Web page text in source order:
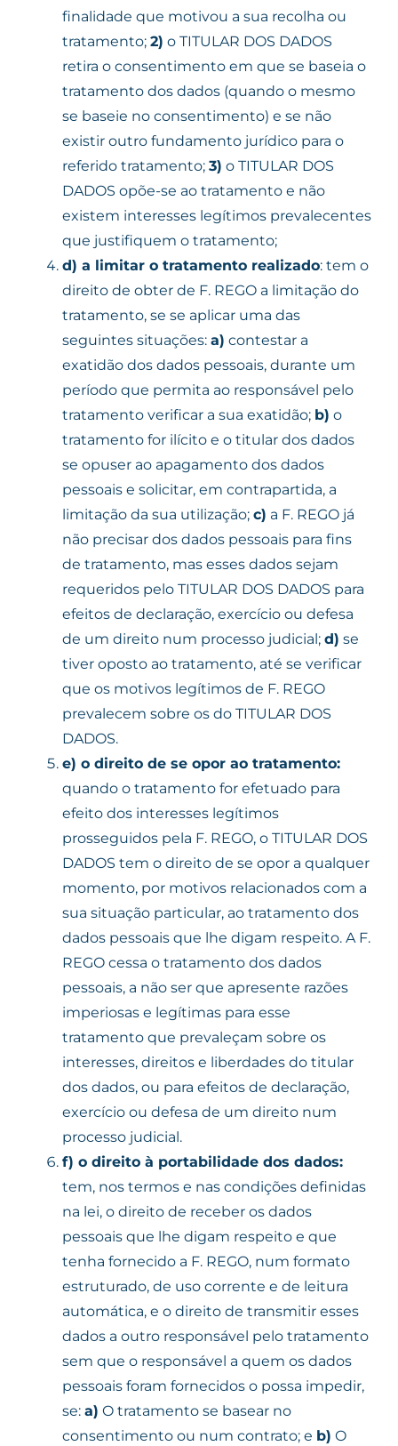
finalidade que motivou a sua recolha ou
tratamento; 2) o TITULAR DOS DADOS
retira o consentimento em que se baseia o
tratamento dos dados (quando o mesmo
se baseie no consentimento) e se não
existir outro fundamento jurídico para o
referido tratamento; 3) o TITULAR DOS
DADOS opõe-se ao tratamento e não
existem interesses legítimos prevalecentes
que justifiquem o tratamento;
d) a limitar o tratamento realizado: tem o
direito de obter de F. REGO a limitação do
tratamento, se se aplicar uma das
seguintes situações: a) contestar a
exatidão dos dados pessoais, durante um
período que permita ao responsável pelo
tratamento verificar a sua exatidão; b) o
tratamento for ilícito e o titular dos dados
se opuser ao apagamento dos dados
pessoais e solicitar, em contrapartida, a
limitação da sua utilização; c) a F. REGO já
não precisar dos dados pessoais para fins
de tratamento, mas esses dados sejam
requeridos pelo TITULAR DOS DADOS para
efeitos de declaração, exercício ou defesa
de um direito num processo judicial; d) se
tiver oposto ao tratamento, até se verificar
que os motivos legítimos de F. REGO
prevalecem sobre os do TITULAR DOS
DADOS.
e) o direito de se opor ao tratamento:
quando o tratamento for efetuado para
efeito dos interesses legítimos
prosseguidos pela F. REGO, o TITULAR DOS
DADOS tem o direito de se opor a qualquer
momento, por motivos relacionados com a
sua situação particular, ao tratamento dos
dados pessoais que lhe digam respeito. A F.
REGO cessa o tratamento dos dados
pessoais, a não ser que apresente razões
imperiosas e legítimas para esse
tratamento que prevaleçam sobre os
interesses, direitos e liberdades do titular
dos dados, ou para efeitos de declaração,
exercício ou defesa de um direito num
processo judicial.
f) o direito à portabilidade dos dados:
tem, nos termos e nas condições definidas
na lei, o direito de receber os dados
pessoais que lhe digam respeito e que
tenha fornecido a F. REGO, num formato
estruturado, de uso corrente e de leitura
automática, e o direito de transmitir esses
dados a outro responsável pelo tratamento
sem que o responsável a quem os dados
pessoais foram fornecidos o possa impedir,
se: a) O tratamento se basear no
consentimento ou num contrato; e b) O